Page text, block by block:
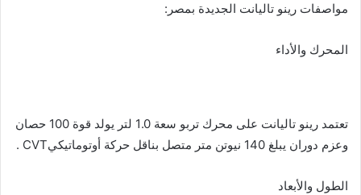
مواصفات رينو تاليانت الجديدة بمصر:
المحرك والأداء
تعتمد رینو تالیانت على محرك تربو سعة 1.0 لتر یولد قوة 100 حصان
وعزم دوران يبلغ 140 نیوتن متر متصل بناقل حركة أوتوماتيكيCVT .
الطول والأبعاد